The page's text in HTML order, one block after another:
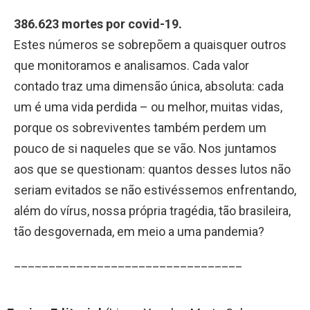
386.623 mortes por covid-19.
Estes números se sobrepõem a quaisquer outros
que monitoramos e analisamos. Cada valor
contado traz uma dimensão única, absoluta: cada
um é uma vida perdida – ou melhor, muitas vidas,
porque os sobreviventes também perdem um
pouco de si naqueles que se vão. Nos juntamos
aos que se questionam: quantos desses lutos não
seriam evitados se não estivéssemos enfrentando,
além do vírus, nossa própria tragédia, tão brasileira,
tão desgovernada, em meio a uma pandemia?